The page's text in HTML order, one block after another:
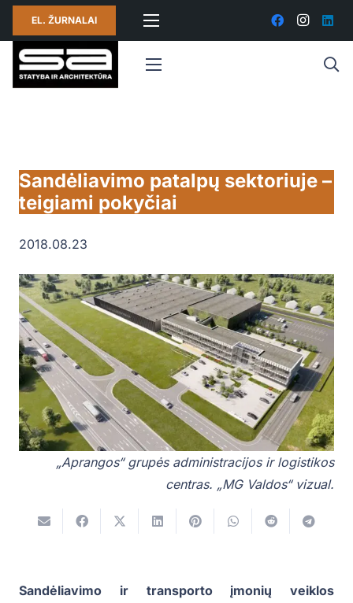
EL. ŽURNALAI
Sandėliavimo patalpų sektoriuje –
teigiami pokyčiai
2018.08.23
„Aprangos“ grupės administracijos ir logistikos
centras. „MG Valdos“ vizual.
Sandėliavimo ir transporto įmonių veiklos